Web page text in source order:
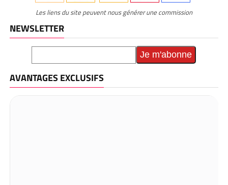
Les liens du site peuvent nous générer une commission
NEWSLETTER
AVANTAGES EXCLUSIFS